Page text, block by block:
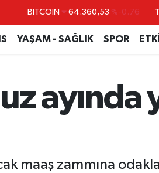
BITCOIN 64.360,53 %-0.76
GRAM ALTIN 6574.81 %1.44
BİST100
YAŞAM - SAĞLIK SPOR
ayında
maaş zammına